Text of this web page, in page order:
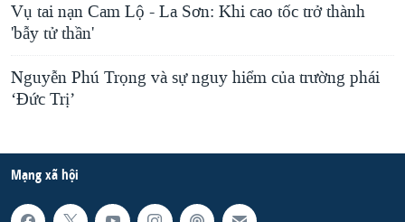
Vụ tai nạn Cam Lộ - La Sơn: Khi cao tốc trở thành
'bẫy tử thần'
Nguyễn Phú Trọng và sự nguy hiểm của trường phái
‘Đức Trị’
Mạng xã hội